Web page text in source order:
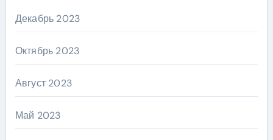
Декабрь 2023
Октябрь 2023
Август 2023
Май 2023